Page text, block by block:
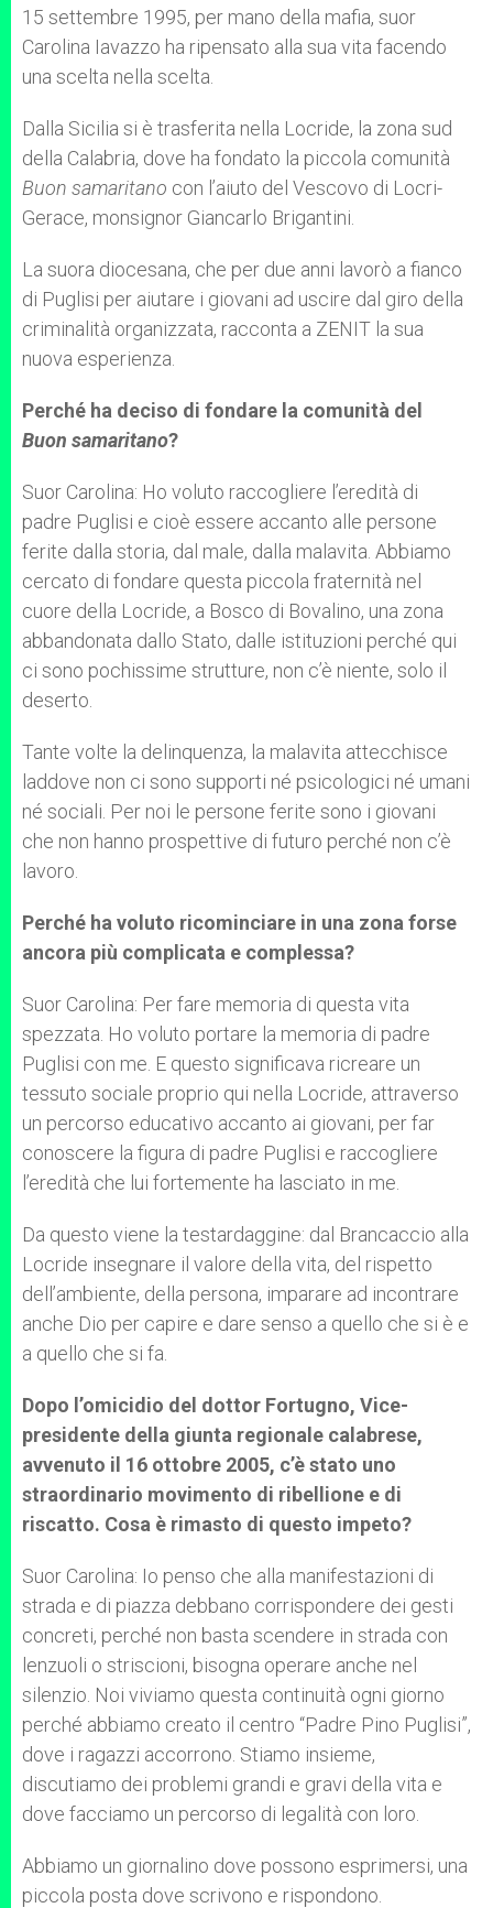
15 settembre 1995, per mano della mafia, suor
Carolina Iavazzo ha ripensato alla sua vita facendo
una scelta nella scelta.
Dalla Sicilia si è trasferita nella Locride, la zona sud
della Calabria, dove ha fondato la piccola comunità
Buon samaritano con l’aiuto del Vescovo di Locri-
Gerace, monsignor Giancarlo Brigantini.
La suora diocesana, che per due anni lavorò a fianco
di Puglisi per aiutare i giovani ad uscire dal giro della
criminalità organizzata, racconta a ZENIT la sua
nuova esperienza.
Perché ha deciso di fondare la comunità del
Buon samaritano?
Suor Carolina: Ho voluto raccogliere l’eredità di
padre Puglisi e cioè essere accanto alle persone
ferite dalla storia, dal male, dalla malavita. Abbiamo
cercato di fondare questa piccola fraternità nel
cuore della Locride, a Bosco di Bovalino, una zona
abbandonata dallo Stato, dalle istituzioni perché qui
ci sono pochissime strutture, non c’è niente, solo il
deserto.
Tante volte la delinquenza, la malavita attecchisce
laddove non ci sono supporti né psicologici né umani
né sociali. Per noi le persone ferite sono i giovani
che non hanno prospettive di futuro perché non c’è
lavoro.
Perché ha voluto ricominciare in una zona forse
ancora più complicata e complessa?
Suor Carolina: Per fare memoria di questa vita
spezzata. Ho voluto portare la memoria di padre
Puglisi con me. E questo significava ricreare un
tessuto sociale proprio qui nella Locride, attraverso
un percorso educativo accanto ai giovani, per far
conoscere la figura di padre Puglisi e raccogliere
l’eredità che lui fortemente ha lasciato in me.
Da questo viene la testardaggine: dal Brancaccio alla
Locride insegnare il valore della vita, del rispetto
dell’ambiente, della persona, imparare ad incontrare
anche Dio per capire e dare senso a quello che si è e
a quello che si fa.
Dopo l’omicidio del dottor Fortugno, Vice-
presidente della giunta regionale calabrese,
avvenuto il 16 ottobre 2005, c’è stato uno
straordinario movimento di ribellione e di
riscatto. Cosa è rimasto di questo impeto?
Suor Carolina: Io penso che alla manifestazioni di
strada e di piazza debbano corrispondere dei gesti
concreti, perché non basta scendere in strada con
lenzuoli o striscioni, bisogna operare anche nel
silenzio. Noi viviamo questa continuità ogni giorno
perché abbiamo creato il centro “Padre Pino Puglisi”,
dove i ragazzi accorrono. Stiamo insieme,
discutiamo dei problemi grandi e gravi della vita e
dove facciamo un percorso di legalità con loro.
Abbiamo un giornalino dove possono esprimersi, una
piccola posta dove scrivono e rispondono.